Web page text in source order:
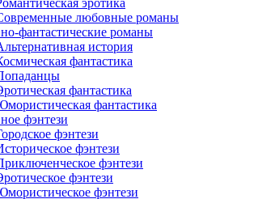
эротика
любовные романы
фантастические романы
история
фантастика
фантастика
фантастика
фэнтези
фэнтези
фэнтези
фэнтези
фэнтези
фэнтези